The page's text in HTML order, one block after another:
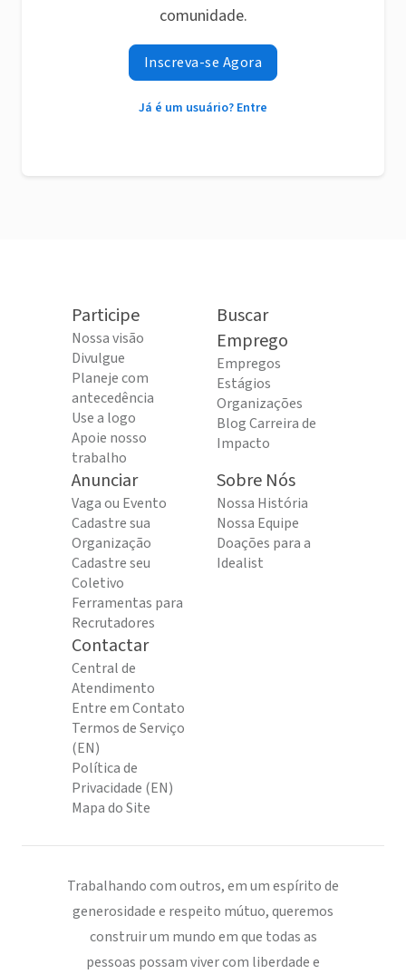
comunidade.
Inscreva-se Agora
Já é um usuário? Entre
Participe
Nossa visão
Divulgue
Planeje com
antecedência
Use a logo
Apoie nosso
trabalho
Buscar
Emprego
Empregos
Estágios
Organizações
Blog Carreira de
Impacto
Anunciar
Vaga ou Evento
Cadastre sua
Organização
Cadastre seu
Coletivo
Ferramentas para
Recrutadores
Sobre Nós
Nossa História
Nossa Equipe
Doações para a
Idealist
Contactar
Central de
Atendimento
Entre em Contato
Termos de Serviço
(EN)
Política de
Privacidade (EN)
Mapa do Site
Trabalhando com outros, em um espírito de
generosidade e respeito mútuo, queremos
construir um mundo em que todas as
pessoas possam viver com liberdade e